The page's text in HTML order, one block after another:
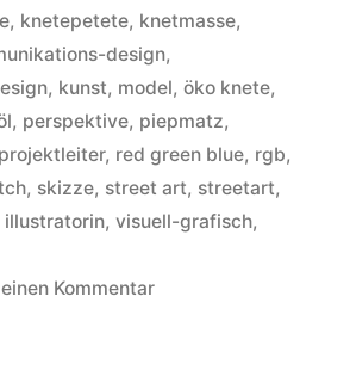
, knetepetete, knetmasse,
design,
, kunst, model, öko knete,
, perspektive, piepmatz,
projektleiter, red green blue, rgb,
, skizze, street art, streetart,
illustratorin, visuell-grafisch,
Kommentarzu